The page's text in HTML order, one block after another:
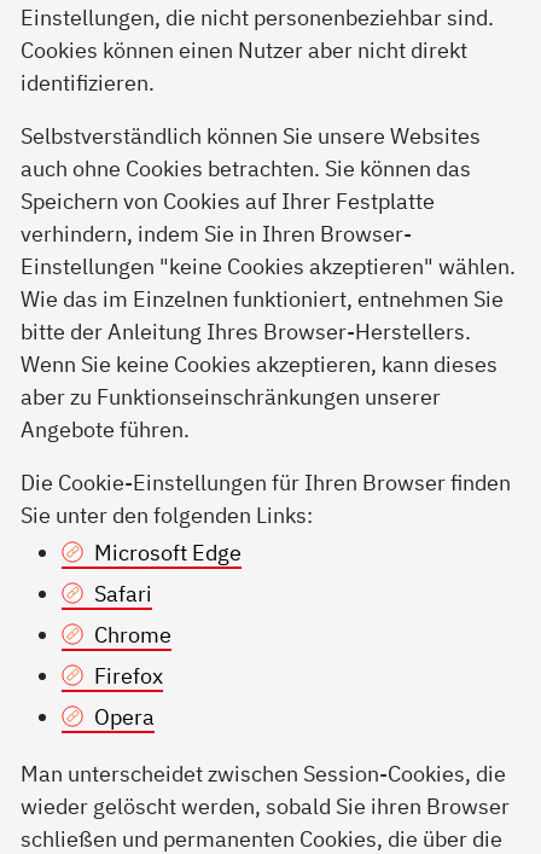
Einstellungen, die nicht personenbeziehbar sind.
Cookies können einen Nutzer aber nicht direkt
identifizieren.
Selbstverständlich können Sie unsere Websites
auch ohne Cookies betrachten. Sie können das
Speichern von Cookies auf Ihrer Festplatte
verhindern, indem Sie in Ihren Browser-
Einstellungen "keine Cookies akzeptieren" wählen.
Wie das im Einzelnen funktioniert, entnehmen Sie
bitte der Anleitung Ihres Browser-Herstellers.
Wenn Sie keine Cookies akzeptieren, kann dieses
aber zu Funktionseinschränkungen unserer
Angebote führen.
Die Cookie-Einstellungen für Ihren Browser finden
Sie unter den folgenden Links:
Microsoft Edge
Safari
Chrome
Firefox
Opera
Man unterscheidet zwischen Session-Cookies, die
wieder gelöscht werden, sobald Sie ihren Browser
schließen und permanenten Cookies, die über die